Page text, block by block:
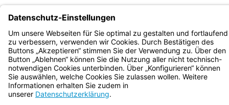
Bayern.de
BayernPortal
Datenschutz
Impressum
Barrierefreiheit
Hilfe